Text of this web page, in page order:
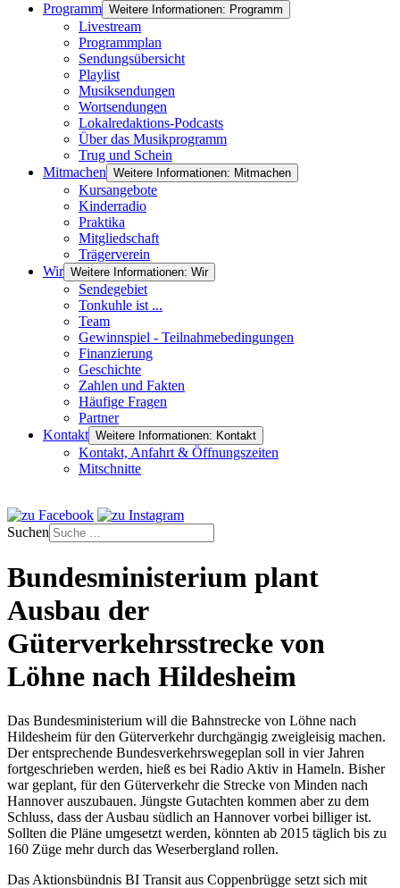
Programm Weitere Informationen: Programm
Livestream
Programmplan
Sendungsübersicht
Playlist
Musiksendungen
Wortsendungen
Lokalredaktions-Podcasts
Über das Musikprogramm
Trug und Schein
Mitmachen Weitere Informationen: Mitmachen
Kursangebote
Kinderradio
Praktika
Mitgliedschaft
Trägerverein
Wir Weitere Informationen: Wir
Sendegebiet
Tonkuhle ist ...
Team
Gewinnspiel - Teilnahmebedingungen
Finanzierung
Geschichte
Zahlen und Fakten
Häufige Fragen
Partner
Kontakt Weitere Informationen: Kontakt
Kontakt, Anfahrt & Öffnungszeiten
Mitschnitte
Suchen
Bundesministerium plant
Ausbau der
Güterverkehrsstrecke von
Löhne nach Hildesheim
Das Bundesministerium will die Bahnstrecke von Löhne nach
Hildesheim für den Güterverkehr durchgängig zweigleisig machen.
Der entsprechende Bundesverkehrswegeplan soll in vier Jahren
fortgeschrieben werden, hieß es bei Radio Aktiv in Hameln. Bisher
war geplant, für den Güterverkehr die Strecke von Minden nach
Hannover auszubauen. Jüngste Gutachten kommen aber zu dem
Schluss, dass der Ausbau südlich an Hannover vorbei billiger ist.
Sollten die Pläne umgesetzt werden, könnten ab 2015 täglich bis zu
160 Züge mehr durch das Weserbergland rollen.
Das Aktionsbündnis BI Transit aus Coppenbrügge setzt sich mit